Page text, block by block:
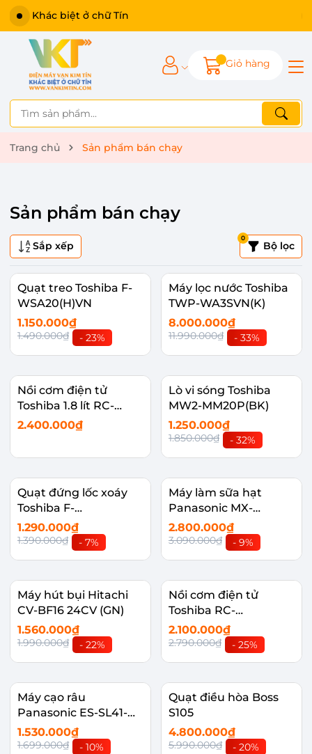
Khác biệt ở chữ Tín
Giỏ hàng
Trang chủ Sản phẩm bán chạy
Sản phẩm bán chạy
Sắp xếp Bộ lọc
0
Quạt treo Toshiba F-
WSA20(H)VN
1.150.000₫
1.490.000₫ - 23%
Máy lọc nước Toshiba
TWP-WA3SVN(K)
8.000.000₫
11.990.000₫ - 33%
Nồi cơm điện tử
Toshiba 1.8 lít RC-
18DR2PV(K)
2.400.000₫
Lò vi sóng Toshiba
MW2-MM20P(BK)
1.250.000₫
1.850.000₫ - 32%
Quạt đứng lốc xoáy
Toshiba F-
ASB50VN(W)
1.290.000₫
1.390.000₫ - 7%
Máy làm sữa hạt
Panasonic MX-
HG6401KRA
2.800.000₫
3.090.000₫ - 9%
Máy hút bụi Hitachi
CV-BF16 24CV (GN)
1.560.000₫
1.990.000₫ - 22%
Nồi cơm điện tử
Toshiba RC-
18DR5UVN(W)
2.100.000₫
2.790.000₫ - 25%
Máy cạo râu
Panasonic ES-SL41-
R453
1.530.000₫
1.699.000₫ - 10%
Quạt điều hòa Boss
S105
4.800.000₫
5.990.000₫ - 20%